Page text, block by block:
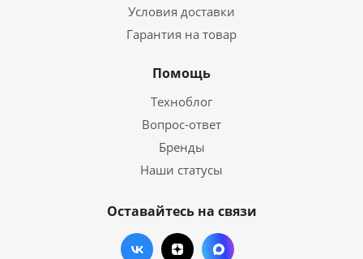
Условия доставки
Гарантия на товар
Помощь
Техноблог
Вопрос-ответ
Бренды
Наши статусы
Оставайтесь на связи